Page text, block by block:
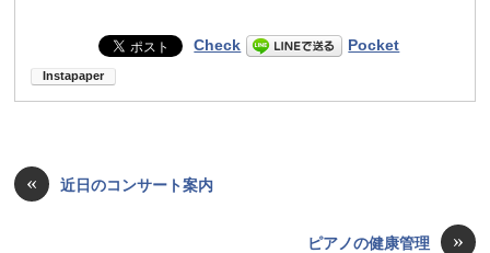
Check Pocket
« 近日のコンサート案内
»
ピアノの健康管理